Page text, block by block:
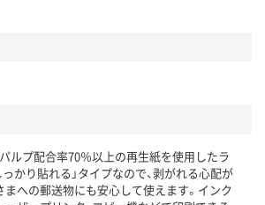
イントです。下記商品詳細「
ア詳細／加点項目
」で確認できます。
ルプ配合率70％以上の再生紙を使用したラ
っかり貼れる」タイプなので、剥がれる心配が
まへの郵送物にも安心して使えます。インク